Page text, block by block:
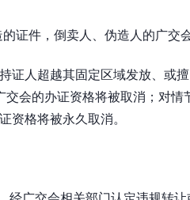
证件，倒卖人、伪造人的广交
持证人超越其固定区域发放、或
交会的办证资格将被取消；对
资格将被永久取消。